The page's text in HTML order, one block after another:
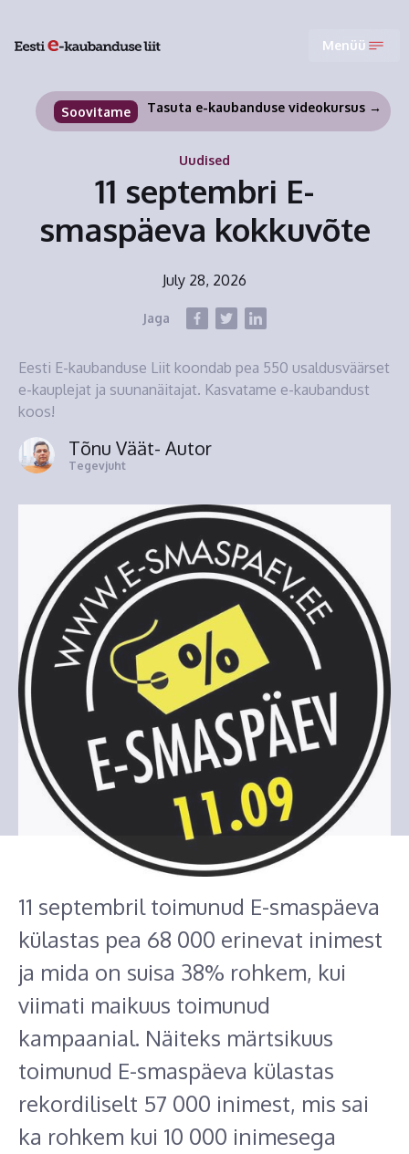
Menüü
Soovitame Tasuta e-kaubanduse videokursus →
Uudised
11 septembri E-
smaspäeva kokkuvõte
July 28, 2026
Jaga
Eesti E-kaubanduse Liit koondab pea 550 usaldusväärset
e-kauplejat ja suunanäitajat. Kasvatame e-kaubandust
koos!
Tõnu Väät- Autor
Tegevjuht
11 septembril toimunud E-smaspäeva
külastas pea 68 000 erinevat inimest
ja mida on suisa 38% rohkem, kui
viimati maikuus toimunud
kampaanial. Näiteks märtsikuus
toimunud E-smaspäeva külastas
rekordiliselt 57 000 inimest, mis sai
ka rohkem kui 10 000 inimesega